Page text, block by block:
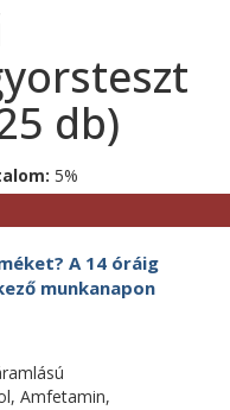
db)
5%
A 14 óráig
munkanapon
Amfetamin,